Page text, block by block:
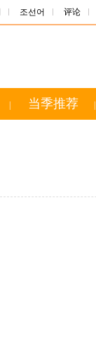
조선어 评论
当季推荐